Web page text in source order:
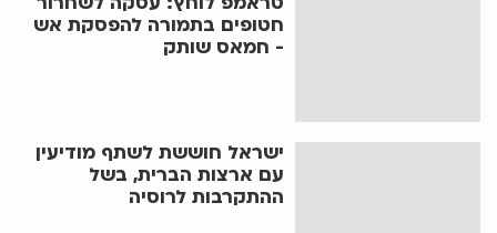
חטופים בתמורה להפסקת אש
- חמאס שותק
ישראל חוששת לשתף מודיעין
עם ארצות הברית, בשל
ההתקרבות לרוסיה